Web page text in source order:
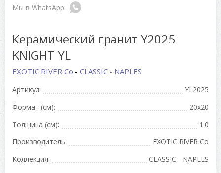
Керамический гранит Y2025
KNIGHT YL
EXOTIC RIVER Co - CLASSIC - NAPLES
Артикул:
YL2025
Формат (см):
20x20
Толщина (см):
1.0
Производитель:
EXOTIC RIVER Co
Коллекция:
CLASSIC - NAPLES